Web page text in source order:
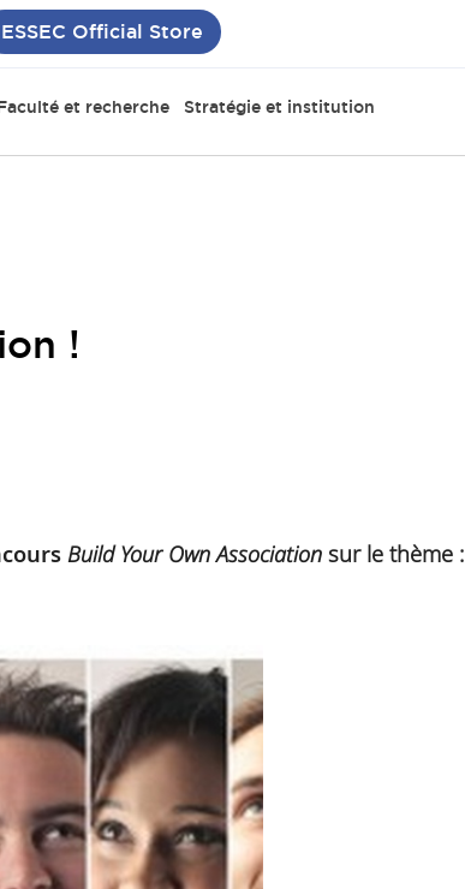
ESSEC Official Store
et recherche Stratégie et institution
!
Build Your Own Association sur le thème :